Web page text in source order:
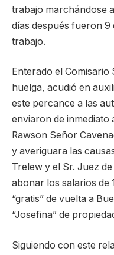
trabajo marchándose
días después fueron 9
trabajo.
Enterado el Comisario
huelga, acudió en
este percance a las
enviaron de inmediato
Rawson Señor
y averiguara las
Trelew y el Sr. Juez
abonar los salarios de
“gratis” de vuelta a
“Josefina” de
Siguiendo con este